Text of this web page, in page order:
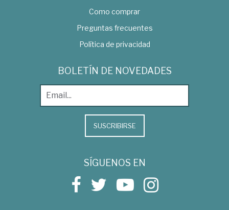
Como comprar
Preguntas frecuentes
Política de privacidad
BOLETÍN DE NOVEDADES
SUSCRIBIRSE
SÍGUENOS EN